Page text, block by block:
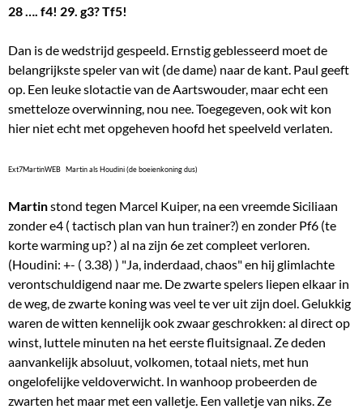
28 …. f4! 29. g3? Tf5!
Dan is de wedstrijd gespeeld. Ernstig geblesseerd moet de
belangrijkste speler van wit (de dame) naar de kant. Paul geeft
op. Een leuke slotactie van de Aartswouder, maar echt een
smetteloze overwinning, nou nee. Toegegeven, ook wit kon
hier niet echt met opgeheven hoofd het speelveld verlaten.
Ext7MartinWEB Martin als Houdini (de boeienkoning dus)
Martinstond tegen Marcel Kuiper, na een vreemde Siciliaan
zonder e4 ( tactisch plan van hun trainer?) en zonder Pf6 (te
korte warming up? ) al na zijn 6e zet compleet verloren.
(Houdini: +- ( 3.38) ) "Ja, inderdaad, chaos" en hij glimlachte
verontschuldigend naar me. De zwarte spelers liepen elkaar in
de weg, de zwarte koning was veel te ver uit zijn doel. Gelukkig
waren de witten kennelijk ook zwaar geschrokken: al direct op
winst, luttele minuten na het eerste fluitsignaal. Ze deden
aanvankelijk absoluut, volkomen, totaal niets, met hun
ongelofelijke veldoverwicht. In wanhoop probeerden de
zwarten het maar met een valletje. Een valletje van niks. Ze